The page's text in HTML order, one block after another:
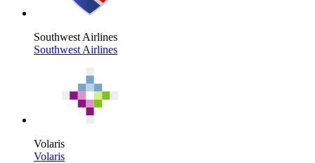
Southwest Airlines
Southwest Airlines
Volaris
Volaris